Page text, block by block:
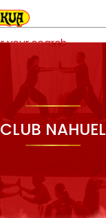
CLUB NAHUEL